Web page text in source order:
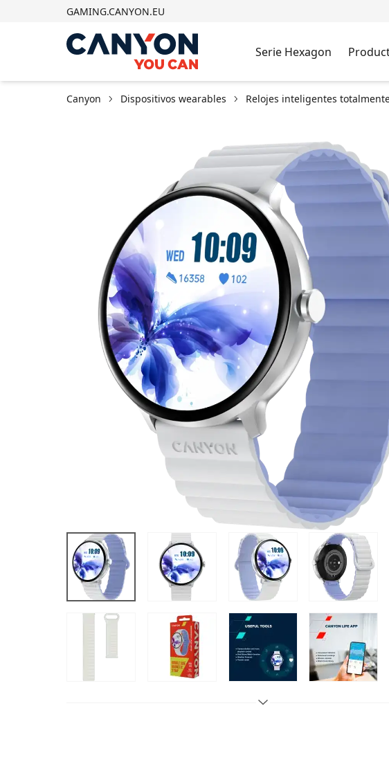
GAMING.CANYON.EU
Serie Hexagon
Canyon Dispositivos wearables Relojes inteligentes